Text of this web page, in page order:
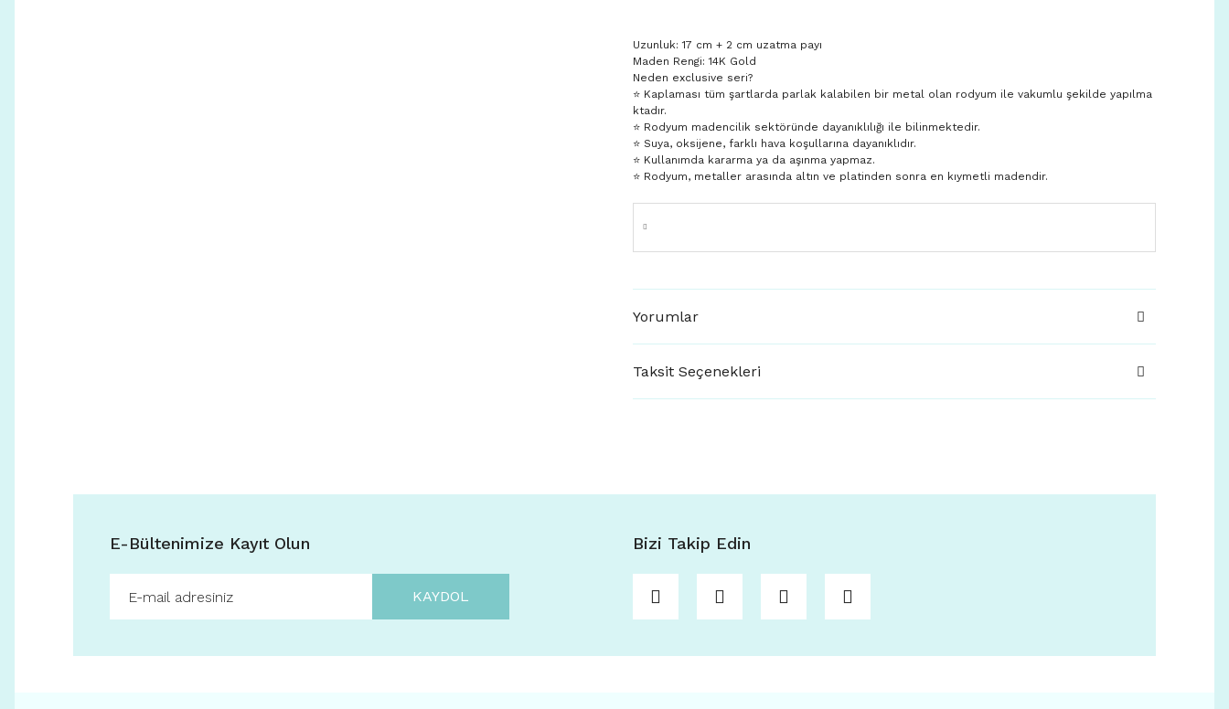
Uzunluk: 17 cm + 2 cm uzatma payı
Maden Rengi: 14K Gold
Neden exclusive seri?
⭐️ Kaplaması tüm şartlarda parlak kalabilen bir metal olan rodyum ile vakumlu şekilde yapılma
ktadır.
⭐️ Rodyum madencilik sektöründe dayanıklılığı ile bilinmektedir.
⭐️ Suya, oksijene, farklı hava koşullarına dayanıklıdır.
⭐️ Kullanımda kararma ya da aşınma yapmaz.
⭐️ Rodyum, metaller arasında altın ve platinden sonra en kıymetli madendir.
Yorumlar
Taksit Seçenekleri
E-Bültenimize Kayıt Olun
KAYDOL
Bizi Takip Edin